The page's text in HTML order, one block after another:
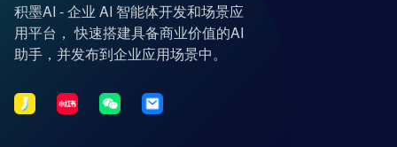
积墨AI - 企业 AI 智能体开发和场景应
用平台， 快速搭建具备商业价值的AI
助手，并发布到企业应用场景中。